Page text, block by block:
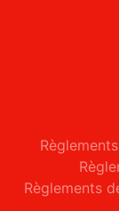
Règlements